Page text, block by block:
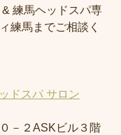
練馬ヘッドスパ専
練馬までご相談く
ドスパ サロン
－２ASKビル３階